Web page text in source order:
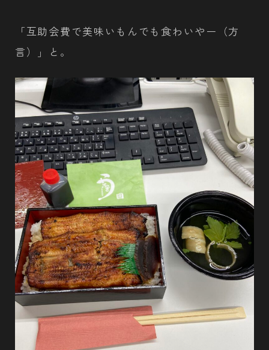
「互助会費で美味いもんでも食わいやー（方
言）」と。